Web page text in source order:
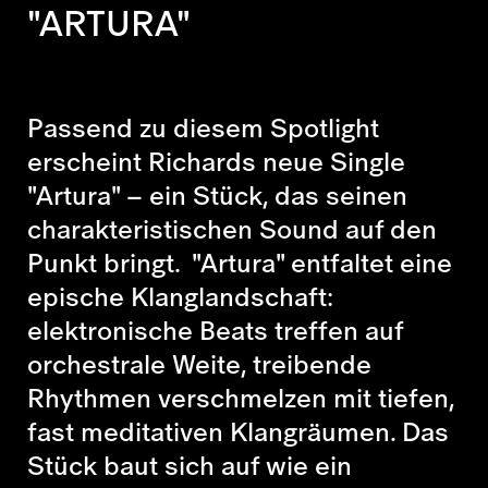
"ARTURA"
Passend zu diesem Spotlight
erscheint Richards neue Single
"Artura" – ein Stück, das seinen
charakteristischen Sound auf den
Punkt bringt. "Artura" entfaltet eine
epische Klanglandschaft:
elektronische Beats treffen auf
orchestrale Weite, treibende
Rhythmen verschmelzen mit tiefen,
fast meditativen Klangräumen. Das
Stück baut sich auf wie ein